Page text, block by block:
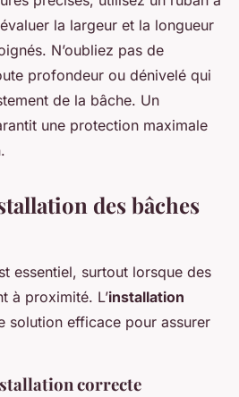
la largeur et la longueur
N’oubliez pas de
profondeur ou dénivelé qui
de la bâche. Un
une protection maximale
des bâches
essentiel, surtout lorsque des
à proximité. L’installation
solution efficace pour assurer
correcte